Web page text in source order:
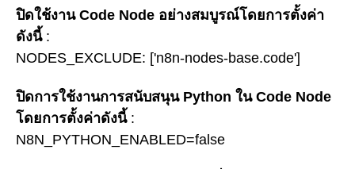
ปิดใช้งาน Code Node อย่างสมบูรณ์โดยการตั้งค่า
ดังนี้:
NODES_EXCLUDE: ['n8n-nodes-base.code']
ปิดการใช้งานการสนับสนุน Python ใน Code Node
โดยการตั้งค่าดังนี้:
N8N_PYTHON_ENABLED=false